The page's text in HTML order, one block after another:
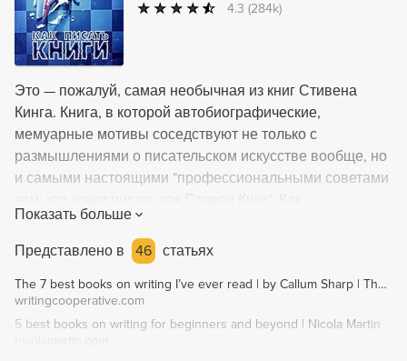
4.3 (284k)
Это — пожалуй, самая необычная из книг Стивена
Кинга. Книга, в которой автобиографические,
мемуарные мотивы соседствуют не только с
размышлениями о писательском искусстве вообще, но
и самыми настоящими "профессиональными советами
формируется писатель? Каковы главные "секреты" его
нелегкого "ремесла"? Что, строго говоря, вообще
необходимо знать и уметь человеку, чтобы его
творения возглавляли международные списки
бестселлеров? Вот лишь немногие из вопросов, на
которые вы найдете ответы в этой книге. Вы
Показать больше
Представлено в
46 статьях
The 7 best books on writing I’ve ever read | by Callum Sharp | The Writing Cooperative
writingcooperative.com
5 best books on writing for beginners and beyond | Nicola Martin